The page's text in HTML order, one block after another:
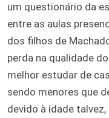
um questionário da
entre as aulas
dos filhos de
perda na qualidade
melhor estudar de
sendo menores que
devido à idade